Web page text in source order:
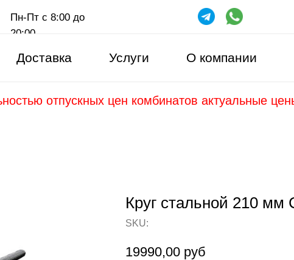
Пн-Пт с 8:00 до
20:00
Доставка Услуги О компании
отпускных цен комбинатов актуальные
Круг стальной 210 мм
SKU:
19990,00 руб